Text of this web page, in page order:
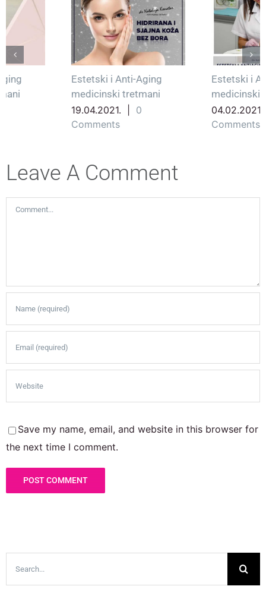
Estetski i Anti-Aging
medicinski tretmani
0
Estetski i Anti-Aging
medicinski tretmani
0
Leave A Comment
Comment
Save my name, email, and website in this browser for
the next time I comment.